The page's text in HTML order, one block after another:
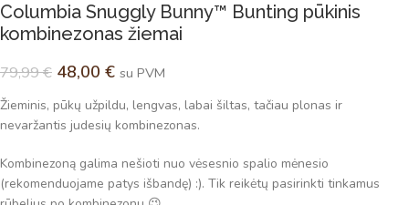
Columbia Snuggly Bunny™ Bunting pūkinis
kombinezonas žiemai
79,99€ 48,00 € su PVM
Žieminis, pūkų užpildu, lengvas, labai šiltas, tačiau plonas ir
nevaržantis judesių kombinezonas.
Kombinezoną galima nešioti nuo vėsesnio spalio mėnesio
(rekomenduojame patys išbandę) :). Tik reikėtų pasirinkti tinkamus